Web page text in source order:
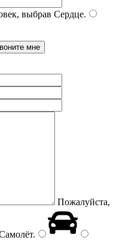
выбрав Сердце.
Пожалуйста,
.